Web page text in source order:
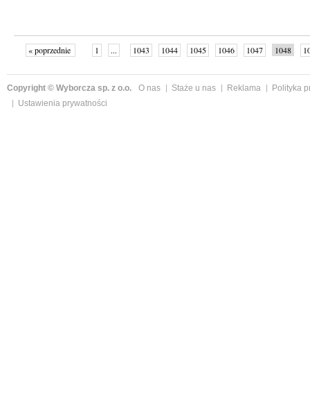
« poprzednie 1 ... 1043 1044 1045 1046 1047 1048
Copyright © Wyborcza sp. z o.o. O nas Staże u nas Reklama
Polityka
Ustawienia prywatności